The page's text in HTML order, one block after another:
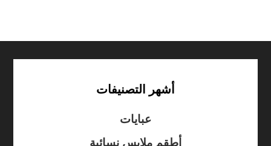
أشهر التصنيفات
عبايات
أطقم ملابس نسائية